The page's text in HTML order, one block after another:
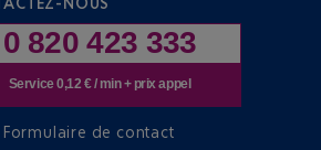
0 820 423 333
Service 0,12 € / min + prix appel
Formulaire de contact